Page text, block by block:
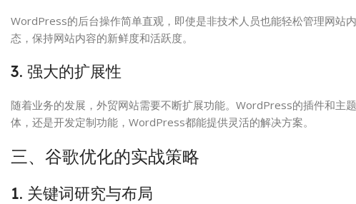
WordPress的后台操作简单直观，即使是非技术人员也能轻松管理网站
态，保持网站内容的新鲜度和活跃度。
3. 强大的扩展性
随着业务的发展，外贸网站需要不断扩展功能。WordPress的插件和主
体，还是开发定制功能，WordPress都能提供灵活的解决方案。
三、谷歌优化的实战策略
1. 关键词研究与布局